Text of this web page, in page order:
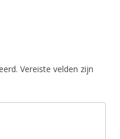
Vereiste velden zijn